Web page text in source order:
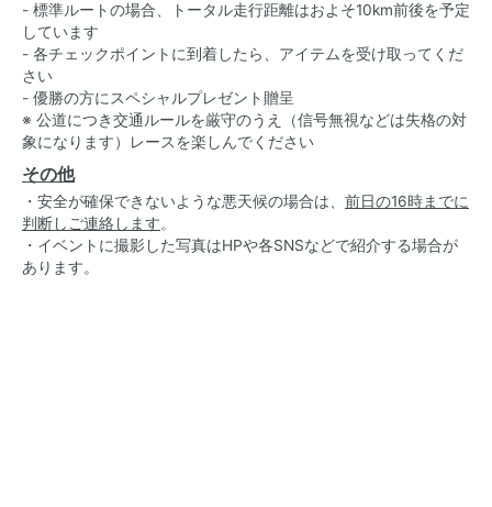
- 標準ルートの場合、トータル走行距離はおよそ10km前後を予定
しています
- 各チェックポイントに到着したら、アイテムを受け取ってくだ
さい
- 優勝の方にスペシャルプレゼント贈呈
※ 公道につき交通ルールを厳守のうえ（信号無視などは失格の対
象になります）レースを楽しんでください
その他
・安全が確保できないような悪天候の場合は、 前日の16時までに
判断しご連絡します。
・イベントに撮影した写真はHPや各SNSなどで紹介する場合が
あります。